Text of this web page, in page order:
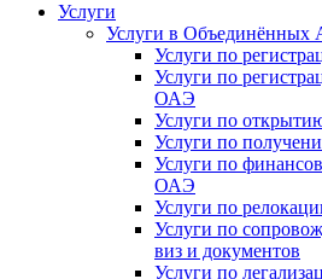
Услуги
Услуги в Объединённых
Услуги по
Услуги по
ОАЭ
Услуги по
Услуги по
Услуги по
ОАЭ
Услуги по
Услуги по
виз и документов
Услуги по